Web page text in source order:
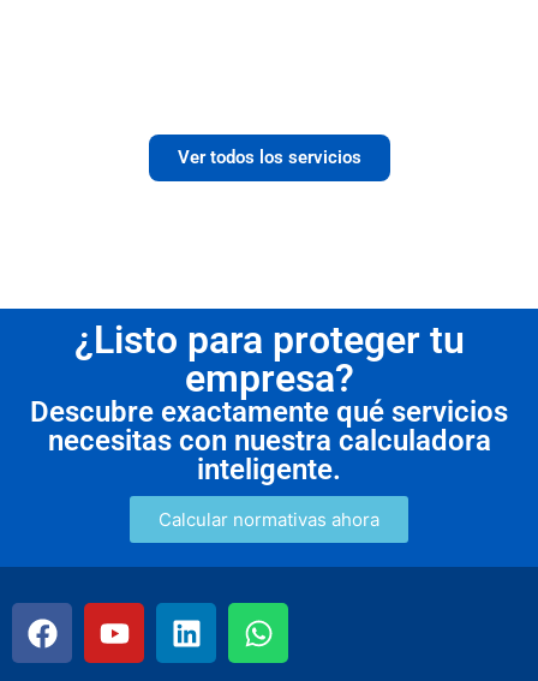
Ver todos los servicios
¿Listo para proteger tu
empresa?
Descubre exactamente qué servicios
necesitas con nuestra calculadora
inteligente.
Calcular normativas ahora